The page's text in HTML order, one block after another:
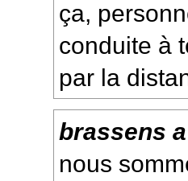
ça,
conduite à
par la
brassens
nous